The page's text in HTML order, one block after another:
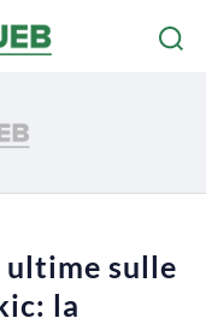
ultime sulle
la